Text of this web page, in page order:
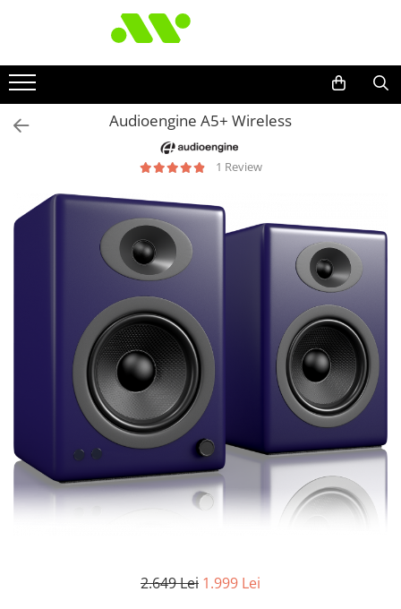
Audioengine A5+ Wireless
1 Review
2.649 Lei 1.999 Lei